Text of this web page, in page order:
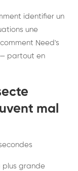
identifier un
une
Need's
partout en
mal
grande